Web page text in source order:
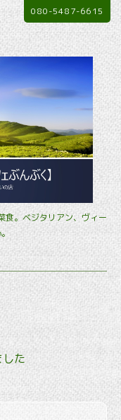
食。ベジタリアン、ヴィー
ンの方も安心。
080-5487-6615
た